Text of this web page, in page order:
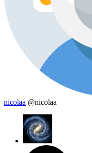
nicolaa @nicolaa